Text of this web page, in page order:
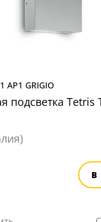
AP1 GRIGIO
подсветка Tetris
В